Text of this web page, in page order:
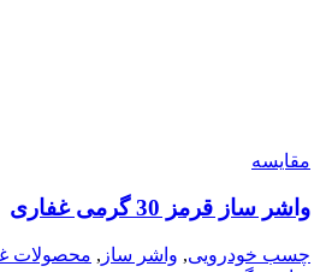
مقایسه
واشر ساز قرمز 30 گرمی غفاری
چسب خودرویی, واشر ساز , محصولات